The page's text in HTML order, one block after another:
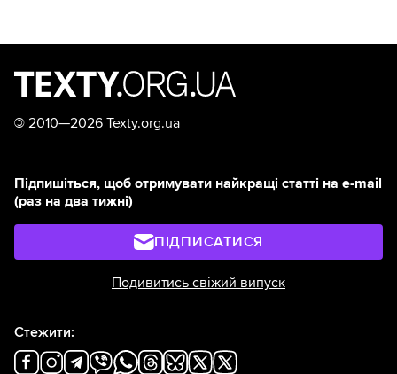
© 2010—2026 Texty.org.ua
Підпишіться, щоб отримувати найкращі статті на e-mail
(раз на два тижні)
ПІДПИСАТИСЯ
Подивитись свіжий випуск
Стежити: